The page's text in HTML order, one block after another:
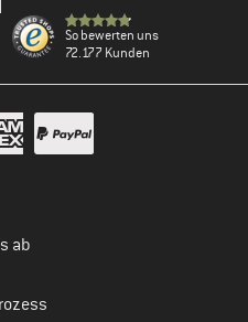
So bewerten uns
72.177 Kunden
ab